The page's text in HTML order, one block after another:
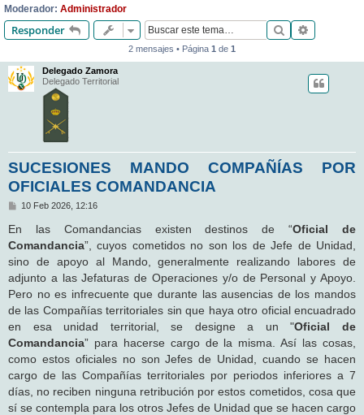
Moderador: Administrador
Responder Buscar
2 mensajes • Página 1 de 1
Delegado Zamora
Delegado Territorial
SUCESIONES MANDO COMPAÑÍAS POR
OFICIALES COMANDANCIA
M
n
s
a
e
10 Feb 2026, 12:16
En las Comandancias existen destinos de “Oficial de
Comandancia”, cuyos cometidos no son los de Jefe de Unidad,
sino de apoyo al Mando, generalmente realizando labores de
adjunto a las Jefaturas de Operaciones y/o de Personal y Apoyo.
Pero no es infrecuente que durante las ausencias de los mandos
de las Compañías territoriales sin que haya otro oficial encuadrado
en esa unidad territorial, se designe a un "Oficial de
Comandancia” para hacerse cargo de la misma. Así las cosas,
como estos oficiales no son Jefes de Unidad, cuando se hacen
cargo de las Compañías territoriales por periodos inferiores a 7
días, no reciben ninguna retribución por estos cometidos, cosa que
sí se contempla para los otros Jefes de Unidad que se hacen cargo